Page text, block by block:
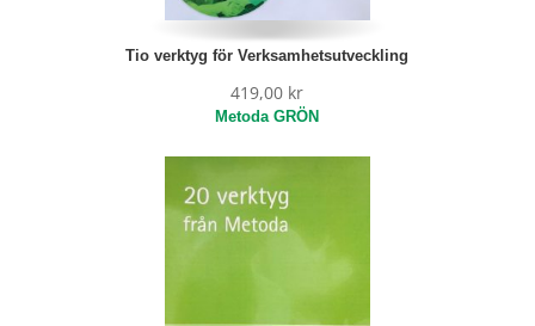
Tio verktyg för Verksamhetsutveckling
419,00 kr